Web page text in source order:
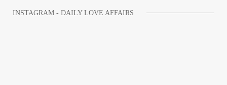
INSTAGRAM - DAILY LOVE AFFAIRS